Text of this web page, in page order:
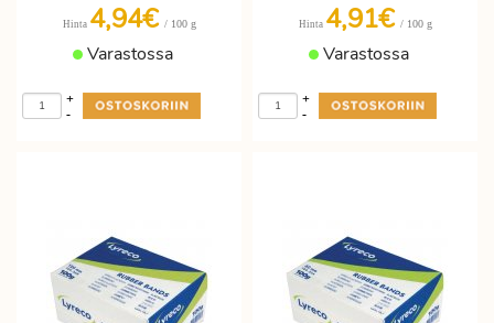
Hinta 4,94€ / 100 g
Varastossa
-
+
Hinta 4,91€ / 100 g
Varastossa
-
+